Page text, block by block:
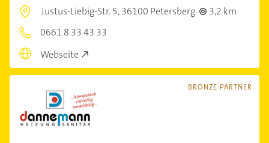
Justus-Liebig-Str. 5,36100 Petersberg
3,2 km
0661 8 33 43 33
Webseite
BRONZE PARTNER